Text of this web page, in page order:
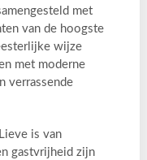
met
van de hoogste
wijze
met moderne
verrassende
is van
gastvrijheid zijn